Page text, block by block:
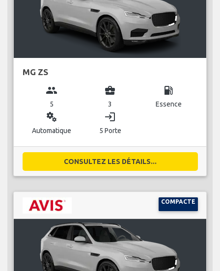
MG ZS
group
5
business_center
3
local_gas_station
Essence
miscellaneous_services
Automatique
login
5 Porte
CONSULTEZ LES DÉTAILS...
COMPACTE